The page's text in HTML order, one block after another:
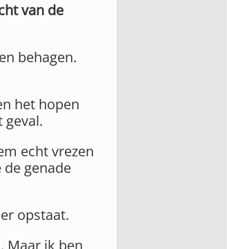
van de
behagen.
het hopen
geval.
echt vrezen
genade
opstaat.
Maar ik ben